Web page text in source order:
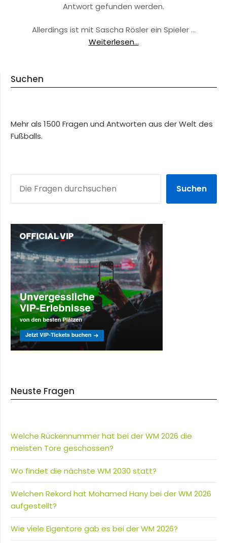
Antwort gefunden werden.
Allerdings ist mit Sascha Rösler ein Spieler …
Weiterlesen...
Suchen
Mehr als 1500 Fragen und Antworten aus der Welt des
Fußballs.
Suchen
Neuste Fragen
Welche Rückennummer hat bei der WM 2026 die
meisten Tore geschossen?
Wo findet die nächste WM 2030 statt?
Welchen Rekord hat Mohamed Hany bei der WM 2026
aufgestellt?
Wie viele Eigentore gab es bei der WM 2026?